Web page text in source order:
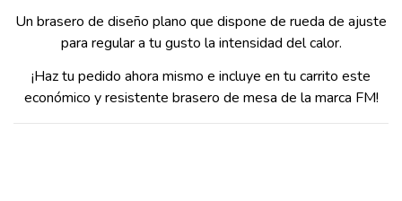
Un brasero de diseño plano que dispone de rueda de ajuste
para regular a tu gusto la intensidad del calor.
¡Haz tu pedido ahora mismo e incluye en tu carrito este
económico y resistente brasero de mesa de la marca FM!